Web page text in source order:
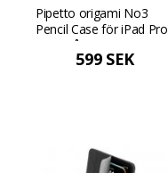
Pipetto origami No3
Pencil Case för iPad Pro
13 - Grå
599 SEK